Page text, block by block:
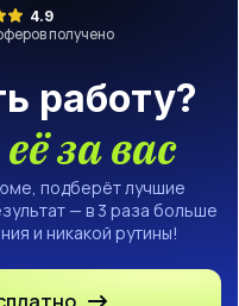
4.9
получено
работу?
за вас
подберёт лучшие
— в 3 раза больше
и никакой рутины!